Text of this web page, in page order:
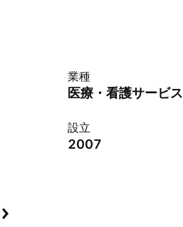
業種
医療・看護サービス
設立
2007